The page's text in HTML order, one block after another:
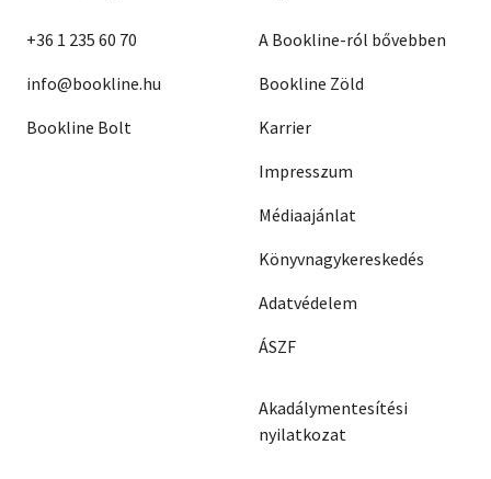
+36 1 235 60 70
info@bookline.hu
Bookline Bolt
A Bookline-ról bővebben
Bookline Zöld
Karrier
Impresszum
Médiaajánlat
Könyvnagykereskedés
Adatvédelem
ÁSZF
Akadálymentesítési
nyilatkozat